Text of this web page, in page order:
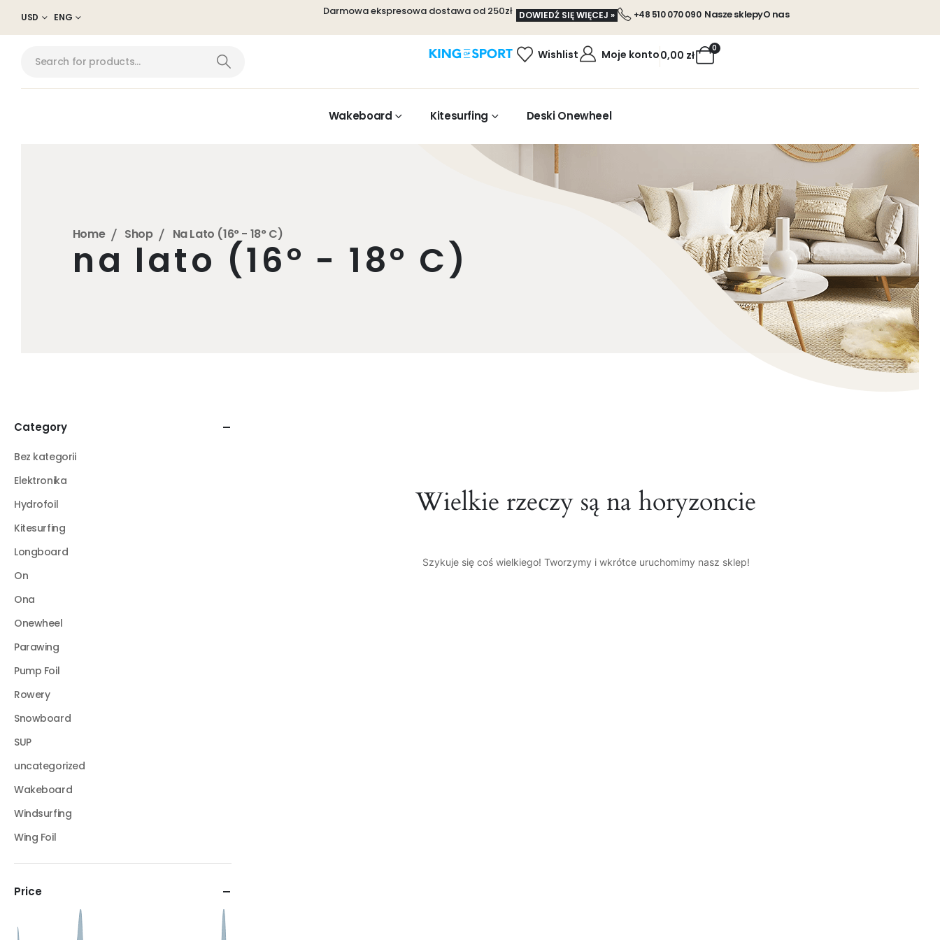
USD ENG Darmowa ekspresowa dostawa od 250zł DOWIEDŹ SIĘ WIĘCEJ » +48 510 070 090 Nasze sklepyO nas
Wishlist Moje konto 0
0,00 zł
Wakeboard Kitesurfing Deski Onewheel
Home Shop Na Lato (16° - 18° C)
na lato (16° - 18° C)
Wielkie rzeczy są na horyzoncie
Szykuje się coś wielkiego! Tworzymy i wkrótce uruchomimy nasz sklep!
Category
Bez kategorii
Elektronika
Hydrofoil
Kitesurfing
Longboard
On
Ona
Onewheel
Parawing
Pump Foil
Rowery
Snowboard
SUP
uncategorized
Wakeboard
Windsurfing
Wing Foil
Price